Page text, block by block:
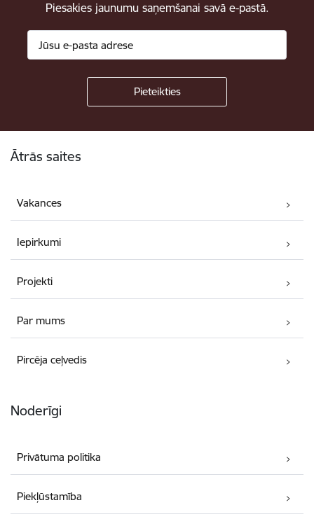
Piesakies jaunumu saņemšanai savā e-pastā.
Ātrās saites
Vakances
Iepirkumi
Projekti
Par mums
Pircēja ceļvedis
Noderīgi
Privātuma politika
Piekļūstamība